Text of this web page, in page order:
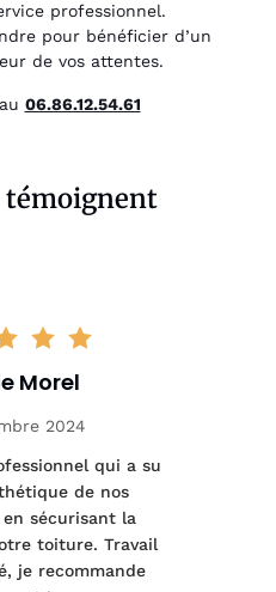
professionnel.
pour bénéficier d’un
de vos attentes.
06.86.12.54.61
témoignent
Morel
2024
qui a su
de nos
sécurisant la
toiture. Travail
je recommande